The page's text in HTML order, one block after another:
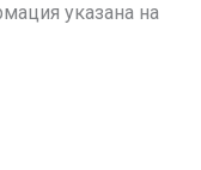
указана на